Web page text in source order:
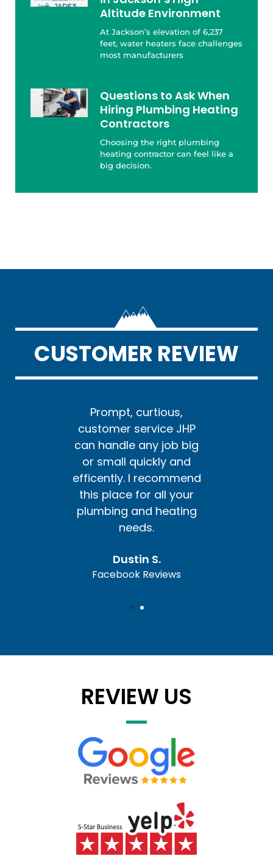
Altitude Environment
At Jackson’s elevation of 6,237
feet, water heaters face challenges
most manufacturers
Questions to Ask When
Hiring Plumbing Heating
Contractors
Choosing the right plumbing
heating contractor can feel like a
big decision.
CUSTOMER REVIEW
Prompt, curtious,
customer service JHP
can handle any job big
or small quickly and
efficently. I recommend
this place for all your
plumbing and heating
needs.
Dustin S.
Facebook Reviews
REVIEW US